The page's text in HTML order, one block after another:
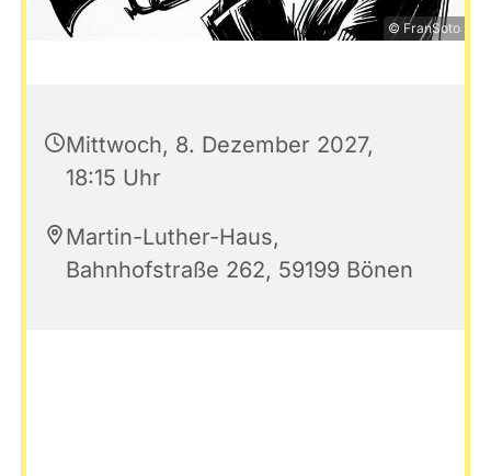
© FranSoto
Mittwoch, 8. Dezember 2027,
18:15 Uhr
Martin-Luther-Haus,
Bahnhofstraße 262, 59199 Bönen